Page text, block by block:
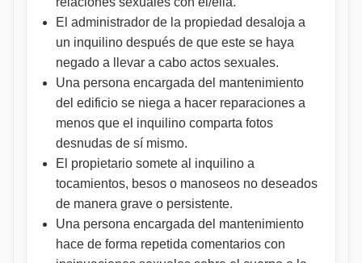
El administrador de la propiedad desaloja a
un inquilino después de que este se haya
negado a llevar a cabo actos sexuales.
Una persona encargada del mantenimiento
del edificio se niega a hacer reparaciones a
menos que el inquilino comparta fotos
desnudas de sí mismo.
El propietario somete al inquilino a
tocamientos, besos o manoseos no deseados
de manera grave o persistente.
Una persona encargada del mantenimiento
hace de forma repetida comentarios con